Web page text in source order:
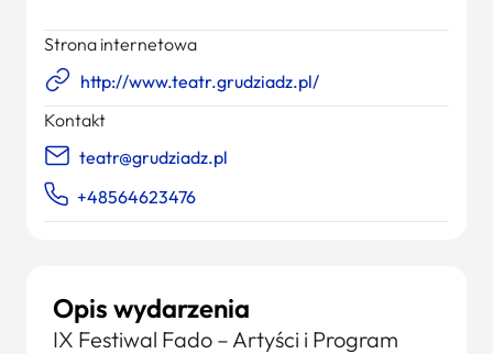
Opis wydarzenia
IX Festiwal Fado – Artyści i Program
Strona internetowa
http://www.teatr.grudziadz.pl/
Kontakt
teatr@grudziadz.pl
+48564623476